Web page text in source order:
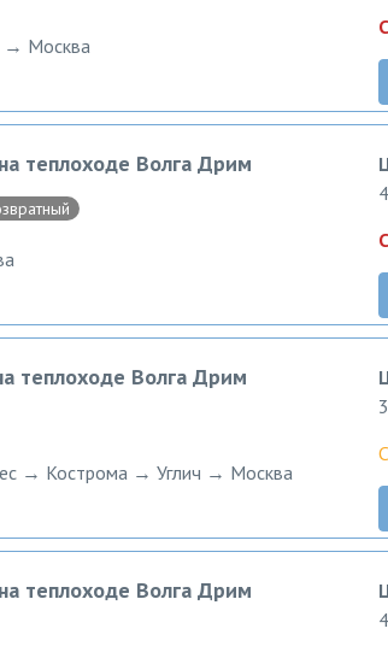
→ Москва
теплоходе Волга Дрим
теплоходе Волга Дрим
→ Кострома → Углич → Москва
теплоходе Волга Дрим